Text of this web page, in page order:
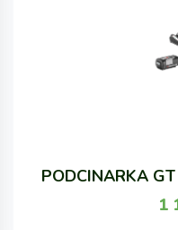
PODCINARKA
1